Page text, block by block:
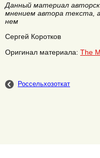
Данный материал
мнением автора текста,
нем
Сергей Коротков
Оригинал материала: The
Россельхозоткат